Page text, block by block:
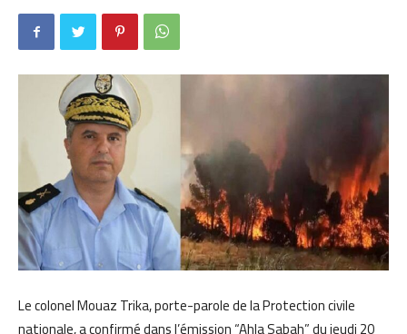
Le colonel Mouaz Trika, porte-parole de la Protection civile